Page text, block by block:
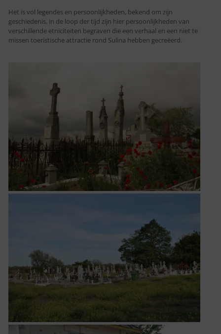
Het is vol legendes en persoonlijkheden, bekend om zijn
geschiedenis, in de loop der tijd zijn hier persoonlijkheden van
verschillende etniciteiten begraven die een verhaal en een niet te
missen toeristische attractie rond Sulina hebben gecreëerd.